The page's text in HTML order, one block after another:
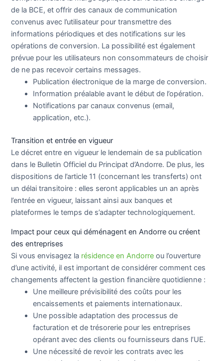
de la BCE, et offrir des canaux de communication
convenus avec l’utilisateur pour transmettre des
informations périodiques et des notifications sur les
opérations de conversion. La possibilité est également
prévue pour les utilisateurs non consommateurs de choisir
de ne pas recevoir certains messages.
Publication électronique de la marge de conversion.
Information préalable avant le début de l’opération.
Notifications par canaux convenus (email,
application, etc.).
Transition et entrée en vigueur
Le décret entre en vigueur le lendemain de sa publication
dans le Bulletin Officiel du Principat d’Andorre. De plus, les
dispositions de l’article 11 (concernant les transferts) ont
un délai transitoire : elles seront applicables un an après
l’entrée en vigueur, laissant ainsi aux banques et
plateformes le temps de s’adapter technologiquement.
Impact pour ceux qui déménagent en Andorre ou créent
des entreprises
Si vous envisagez la résidence en Andorre ou l’ouverture
d’une activité, il est important de considérer comment ces
changements affectent la gestion financière quotidienne :
Une meilleure prévisibilité des coûts pour les
encaissements et paiements internationaux.
Une possible adaptation des processus de
facturation et de trésorerie pour les entreprises
opérant avec des clients ou fournisseurs dans l’UE.
Une nécessité de revoir les contrats avec les